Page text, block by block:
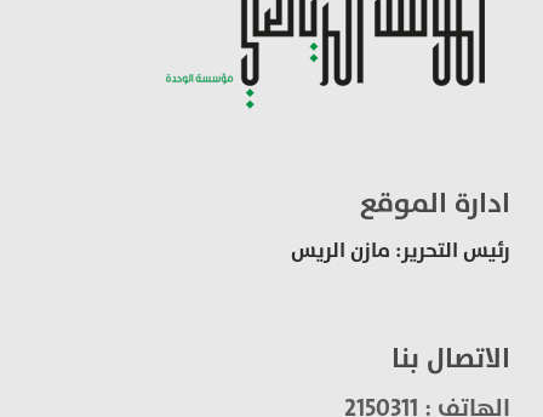
ادارة الموقع
رئيس التحرير: مازن الريس
الاتصال بنا
الهاتف : 2150311